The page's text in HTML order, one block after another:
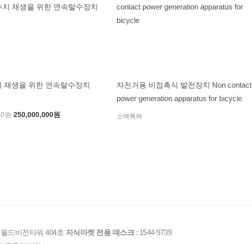
재생을 위한 연속탈수장치
원
원.
250,000,000원
원.
자전거용 비접촉식 발전장치 Non contact
power generation apparatus for bicycle
소액특허
드비전타워 404호 지식마켓 전용 데스크 : 1544-9739